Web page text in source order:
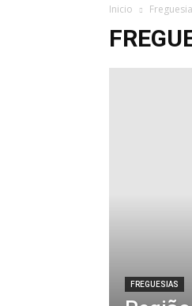
Inicio
FREGUESIAS